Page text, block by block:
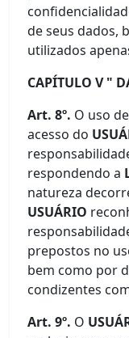
de seus dados,
utilizados
CAPÍTULO V "
Art. 8º. O uso
acesso do
respondendo a
natureza
USUÁRIO
prepostos no
bem como por
condizentes
Art. 9º. O